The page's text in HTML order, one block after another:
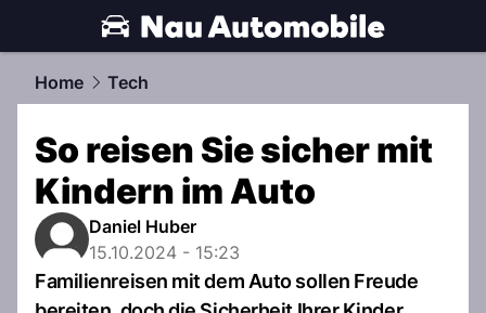
automobile.NAU.ch
Home Tech
So reisen Sie sicher mit
Kindern im Auto
Daniel Huber
15.10.2024 - 15:23
Familienreisen mit dem Auto sollen Freude